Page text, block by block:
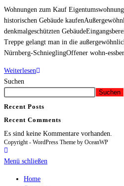
Wohnungen zum Kauf
historischen Gebäude
denkmalgeschützten
Treppe gelangt man in die
Nürnberg-SchnieglingOffener wohn-
Weiterlesen
Suchen
Suchen
Recent Posts
Recent Comments
Es sind keine Kommentare vorhanden.
Copyright - WordPress Theme by OceanWP
Menü schließen
Home